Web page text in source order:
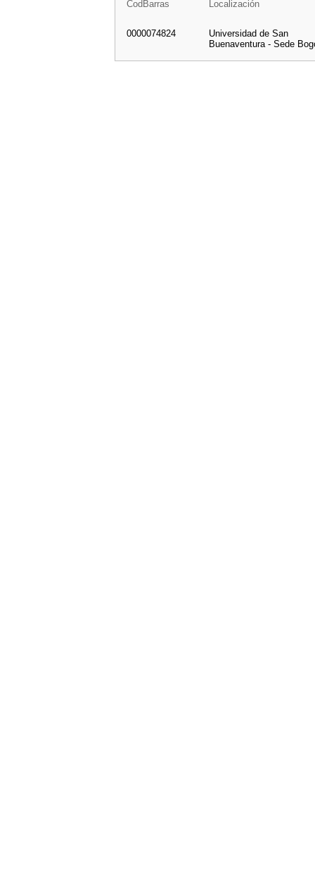
CodBarras Localización
0000074824
Universidad de San
Buenaventura - Sede